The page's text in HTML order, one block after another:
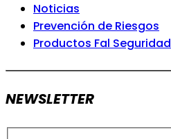
Noticias
Prevención de Riesgos
Productos Fal Seguridad
NEWSLETTER